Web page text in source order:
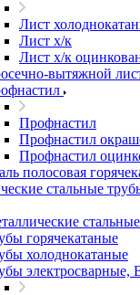
Лист
Лист х/к
Лист х/к
вытяжной
Профнастил
Профнастил
Профнастил
полосовая
стальные
горячекатаные
холоднокатаные
электросварные,